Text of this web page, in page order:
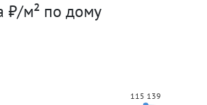
₽/м² по дому
115 139